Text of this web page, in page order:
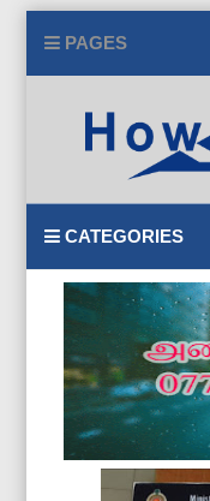
PAGES
CATEGORIES